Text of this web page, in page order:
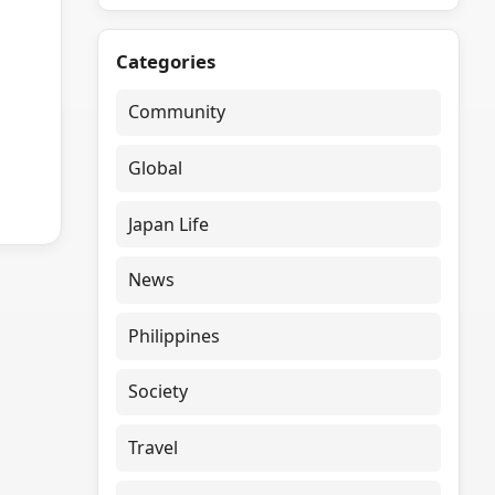
Categories
Community
Global
Japan Life
News
Philippines
Society
Travel